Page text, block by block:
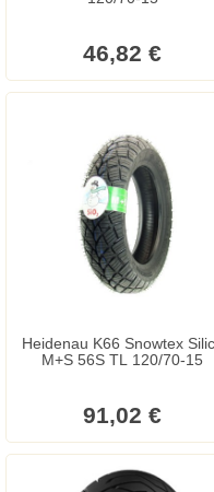
46,82 €
Heidenau K66 Snowtex
M+S 56S TL 120/70-15
91,02 €